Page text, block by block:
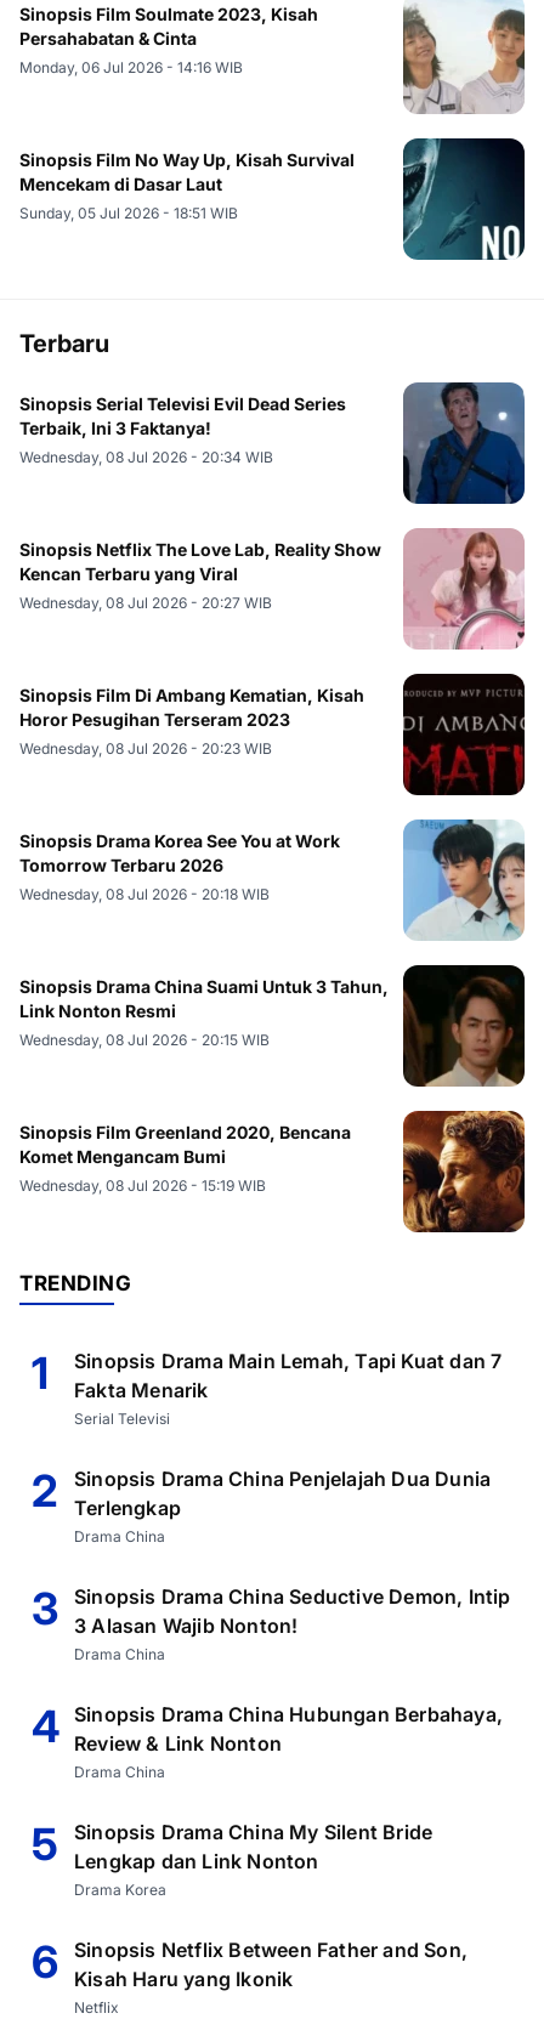
Sinopsis Film Soulmate 2023, Kisah
Persahabatan & Cinta
Monday, 06 Jul 2026 - 14:16 WIB
Sinopsis Film No Way Up, Kisah Survival
Mencekam di Dasar Laut
Sunday, 05 Jul 2026 - 18:51 WIB
Terbaru
Sinopsis Serial Televisi Evil Dead Series
Terbaik, Ini 3 Faktanya!
Wednesday, 08 Jul 2026 - 20:34 WIB
Sinopsis Netflix The Love Lab, Reality Show
Kencan Terbaru yang Viral
Wednesday, 08 Jul 2026 - 20:27 WIB
Sinopsis Film Di Ambang Kematian, Kisah
Horor Pesugihan Terseram 2023
Wednesday, 08 Jul 2026 - 20:23 WIB
Sinopsis Drama Korea See You at Work
Tomorrow Terbaru 2026
Wednesday, 08 Jul 2026 - 20:18 WIB
Sinopsis Drama China Suami Untuk 3 Tahun,
Link Nonton Resmi
Wednesday, 08 Jul 2026 - 20:15 WIB
Sinopsis Film Greenland 2020, Bencana
Komet Mengancam Bumi
Wednesday, 08 Jul 2026 - 15:19 WIB
TRENDING
1
Sinopsis Drama Main Lemah, Tapi Kuat dan 7
Fakta Menarik
Serial Televisi
2
Sinopsis Drama China Penjelajah Dua Dunia
Terlengkap
Drama China
3
Sinopsis Drama China Seductive Demon, Intip
3 Alasan Wajib Nonton!
Drama China
4 Sinopsis Drama China Hubungan Berbahaya,
Review & Link Nonton
Drama China
5
Sinopsis Drama China My Silent Bride
Lengkap dan Link Nonton
Drama Korea
6
Sinopsis Netflix Between Father and Son,
Kisah Haru yang Ikonik
Netflix